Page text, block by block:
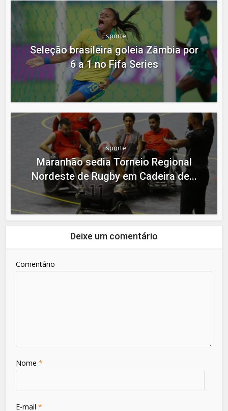
Esporte
Seleção brasileira goleia Zâmbia por
6 a 1 no Fifa Series
Esporte
Maranhão sedia Torneio Regional
Nordeste de Rugby em Cadeira de...
Deixe um comentário
Comentário
Nome*
E-mail*